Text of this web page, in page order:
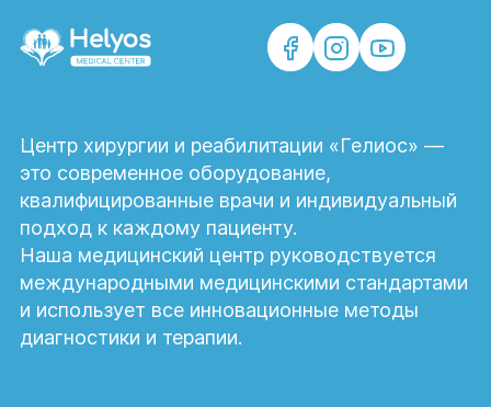
Центр хирургии и реабилитации «Гелиос» —
это современное оборудование,
квалифицированные врачи и индивидуальный
подход к каждому пациенту.
Наша медицинский центр руководствуется
международными медицинскими стандартами
и использует все инновационные методы
диагностики и терапии.